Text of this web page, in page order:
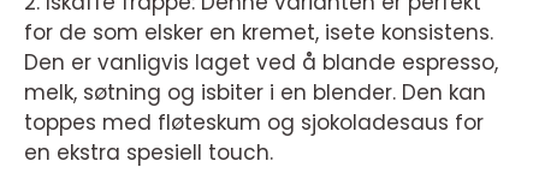
for de som elsker en kremet, isete konsistens.
Den er vanligvis laget ved å blande espresso,
melk, søtning og isbiter i en blender. Den kan
toppes med fløteskum og sjokoladesaus for
en ekstra spesiell touch.